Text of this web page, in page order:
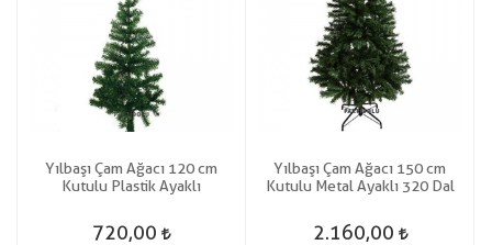
Yılbaşı Çam Ağacı 120 cm
Kutulu Plastik Ayaklı
720,00
Yılbaşı Çam Ağacı 150 cm
Kutulu Metal Ayaklı 320 Dal
2.160,00